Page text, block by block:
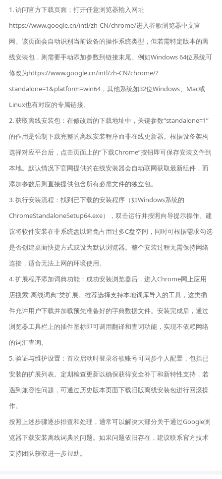
1. 访问官方下载页面：打开任意浏览器输入网址
https://www.google.cn/intl/zh-CN/chrome/进入谷歌浏览器中文官
网。该页面会自动识别当前设备的操作系统类型，但若需特定版本的离
线安装包，则需要手动添加参数到链接末尾。例如Windows 64位系统可
修改为https://www.google.cn/intl/zh-CN/chrome/?
standalone=1&platform=win64，其他系统如32位Windows、Mac或
Linux也有对应的专属链接。
2. 获取离线安装包：在修改后的下载地址中，关键参数“standalone=1”
的作用是强制下载完整的离线安装程序而非在线更新器。根据设备架构
选择对应平台后，点击页面上的“下载Chrome”按钮即可保存安装文件到
本地。默认情况下官网提供的在线安装器会自动联网获取最新组件，而
添加参数后则直接提供包含所有必需文件的独立包。
3. 执行安装流程：找到已下载的安装程序（如Windows系统的
ChromeStandaloneSetup64.exe），双击运行并按照向导提示操作。建
议将软件安装在非系统盘以避免占用过多C盘空间，同时可根据需求勾选
是否创建桌面快捷方式或设为默认浏览器。整个安装过程无需保持网络
连接，适合无法上网的环境使用。
4. 扩展程序添加词典功能：成功安装浏览器后，进入Chrome网上应用
店搜索“离线词典”类扩展。推荐选择支持本地词库导入的工具，这类插
件允许用户下载并加载预先准备好的字典数据文件。安装完成后，通过
浏览器工具栏上的插件图标即可调用翻译和查词功能，实现不依赖网络
的词汇查询。
5. 验证与维护设置：首次启动时登录谷歌账号可同步个人配置，包括已
安装的扩展列表。定期检查更新以确保获得安全补丁和新特性支持，若
遇到兼容性问题，可通过历史版本页面下载旧版离线安装包进行回滚操
作。
按照上述步骤逐步排查和处理，通常可以解决大部分关于通过Google浏
览器下载安装离线词典的问题。如果问题依旧存在，建议联系官方技术
支持团队获取进一步帮助。